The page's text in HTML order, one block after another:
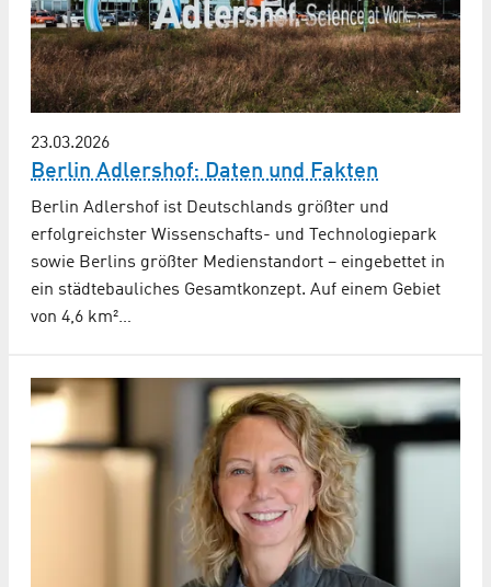
23.03.2026
Berlin Adlershof: Daten und Fakten
Berlin Adlershof ist Deutschlands größter und
erfolgreichster Wissenschafts- und Technologiepark
sowie Berlins größter Medienstandort – eingebettet in
ein städtebauliches Gesamtkonzept. Auf einem Gebiet
von 4,6 km²…